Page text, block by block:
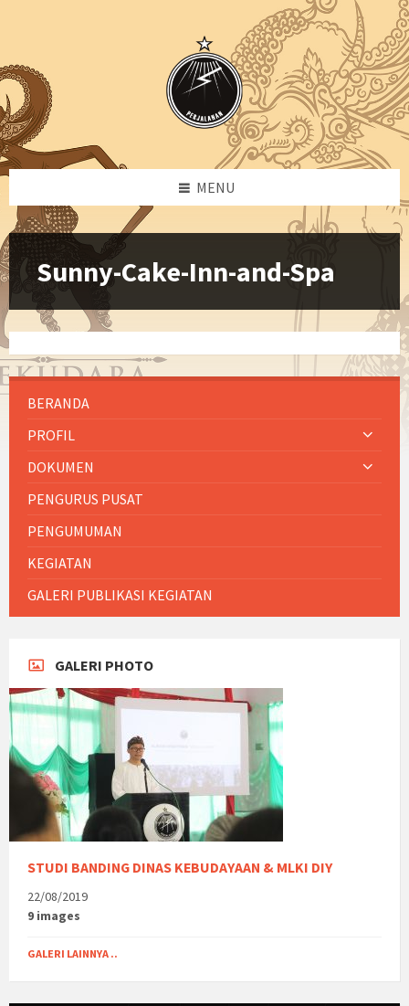
MENU
Sunny-Cake-Inn-and-Spa
BERANDA
PROFIL
DOKUMEN
PENGURUS PUSAT
PENGUMUMAN
KEGIATAN
GALERI PUBLIKASI KEGIATAN
GALERI PHOTO
STUDI BANDING DINAS KEBUDAYAAN & MLKI DIY
22/08/2019
9 images
GALERI LAINNYA ..